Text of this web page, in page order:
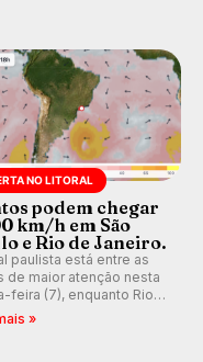
NO LITORAL
podem chegar
km/h em São
e Rio de Janeiro.
paulista está entre as
de maior atenção nesta
feira (7), enquanto Rio
também recebe
»